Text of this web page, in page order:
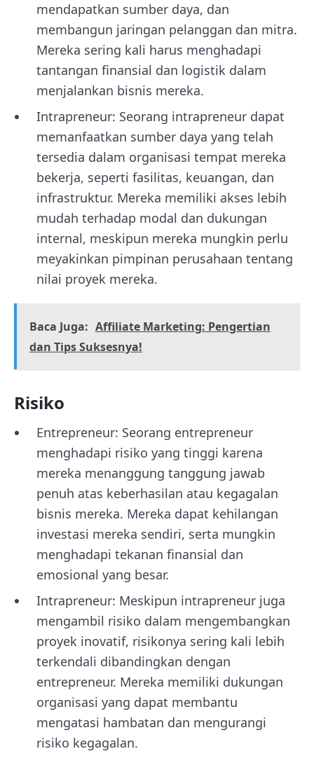
mendapatkan sumber daya, dan
membangun jaringan pelanggan dan mitra.
Mereka sering kali harus menghadapi
tantangan finansial dan logistik dalam
menjalankan bisnis mereka.
Intrapreneur: Seorang intrapreneur dapat
memanfaatkan sumber daya yang telah
tersedia dalam organisasi tempat mereka
bekerja, seperti fasilitas, keuangan, dan
infrastruktur. Mereka memiliki akses lebih
mudah terhadap modal dan dukungan
internal, meskipun mereka mungkin perlu
meyakinkan pimpinan perusahaan tentang
nilai proyek mereka.
Baca Juga: Affiliate Marketing: Pengertian
dan Tips Suksesnya!
Risiko
Entrepreneur: Seorang entrepreneur
menghadapi risiko yang tinggi karena
mereka menanggung tanggung jawab
penuh atas keberhasilan atau kegagalan
bisnis mereka. Mereka dapat kehilangan
investasi mereka sendiri, serta mungkin
menghadapi tekanan finansial dan
emosional yang besar.
Intrapreneur: Meskipun intrapreneur juga
mengambil risiko dalam mengembangkan
proyek inovatif, risikonya sering kali lebih
terkendali dibandingkan dengan
entrepreneur. Mereka memiliki dukungan
organisasi yang dapat membantu
mengatasi hambatan dan mengurangi
risiko kegagalan.